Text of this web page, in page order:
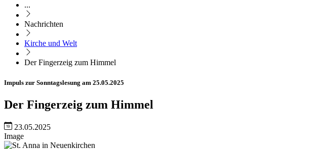
...
Nachrichten
Kirche und Welt
Der Fingerzeig zum Himmel
Impuls zur Sonntagslesung am 25.05.2025
Der Fingerzeig zum Himmel
23.05.2025
Image